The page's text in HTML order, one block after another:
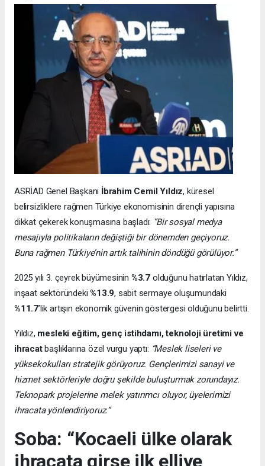
ASRİAD Genel Başkanı İbrahim Cemil Yıldız, küresel
belirsizliklere rağmen Türkiye ekonomisinin dirençli yapısına
dikkat çekerek konuşmasına başladı: “Bir sosyal medya
mesajıyla politikaların değiştiği bir dönemden geçiyoruz.
Buna rağmen Türkiye’nin artık talihinin döndüğü görülüyor.”
2025 yılı 3. çeyrek büyümesinin %3.7 olduğunu hatırlatan Yıldız,
inşaat sektöründeki%13.9, sabit sermaye oluşumundaki
%11.7’lik artışın ekonomik güvenin göstergesi olduğunu belirtti.
Yıldız, mesleki eğitim, genç istihdamı, teknoloji üretimi ve
ihracatbaşlıklarına özel vurgu yaptı: “Meslek liseleri ve
yüksekokulları stratejik görüyoruz. Gençlerimizi sanayi ve
hizmet sektörleriyle doğru şekilde buluşturmak zorundayız.
Teknopark projelerine melek yatırımcı oluyor, üyelerimizi
ihracata yönlendiriyoruz.”
Soba: “Kocaeli ülke olarak
ihracata girse ilk elliye